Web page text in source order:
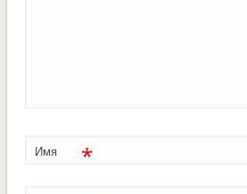
Имя *